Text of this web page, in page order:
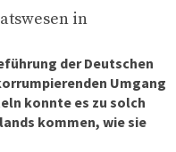
in
der Deutschen
Umgang
konnte es zu solch
kommen, wie sie